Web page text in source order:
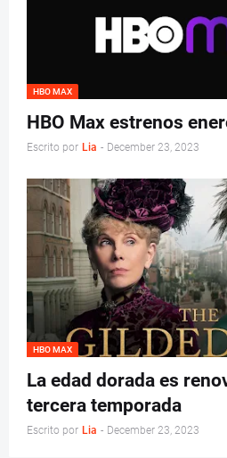
HBO MAX
HBO Max estrenos
Escrito por Lia - December 23, 2023
HBO MAX
La edad dorada es
tercera temporada
Escrito por Lia - December 23, 2023